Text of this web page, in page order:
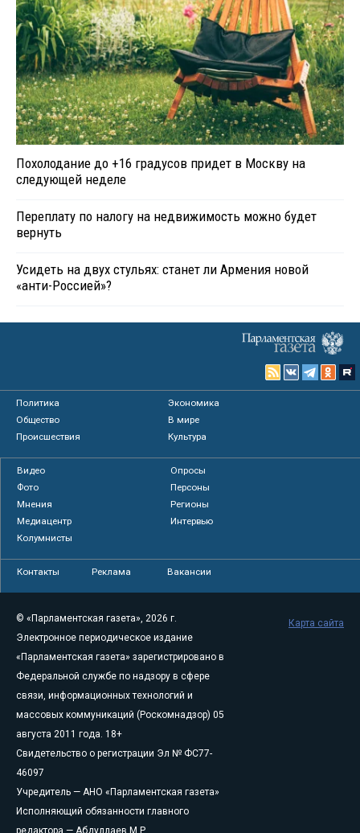
Похолодание до +16 градусов придет в Москву на
следующей неделе
Переплату по налогу на недвижимость можно будет
вернуть
Усидеть на двух стульях: станет ли Армения новой
«анти-Россией»?
Политика
Экономика
Общество
В мире
Происшествия
Культура
Видео
Опросы
Фото
Персоны
Мнения
Регионы
Медиацентр
Интервью
Колумнисты
Контакты Реклама Вакансии
© «Парламентская газета», 2026 г.
Электронное периодическое издание
«Парламентская газета» зарегистрировано в
Федеральной службе по надзору в сфере
связи, информационных технологий и
массовых коммуникаций (Роскомнадзор) 05
августа 2011 года. 18+
Свидетельство о регистрации Эл № ФС77-
46097
Учредитель — АНО «Парламентская газета»
Исполняющий обязанности главного
редактора — Абдуллаев М.Р.
Карта сайта